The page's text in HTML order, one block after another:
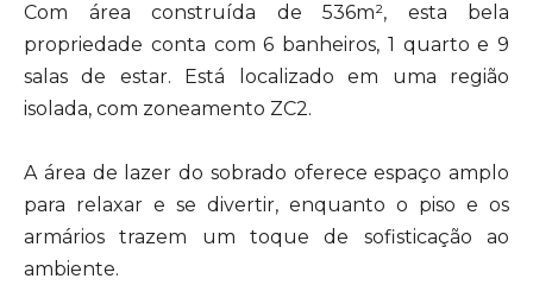
Com área construída de 536m², esta bela
propriedade conta com 6 banheiros, 1 quarto e 9
salas de estar. Está localizado em uma região
isolada, com zoneamento ZC2.
A área de lazer do sobrado oferece espaço amplo
para relaxar e se divertir, enquanto o piso e os
armários trazem um toque de sofisticação ao
ambiente.